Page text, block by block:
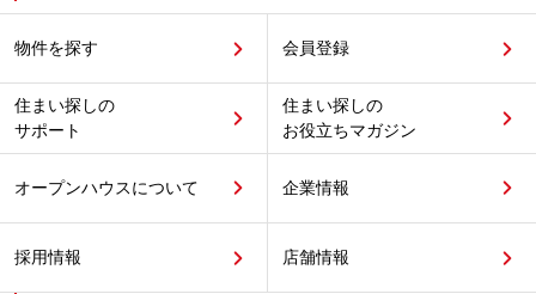
物件を探す 会員登録
住まい探しの
サポート
住まい探しの
お役立ちマガジン
オープンハウスについて 企業情報
採用情報 店舗情報